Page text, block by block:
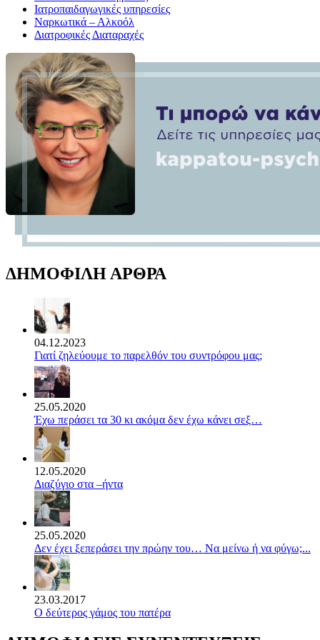
Ιατροπαιδαγωγικές υπηρεσίες
Ναρκωτικά – Αλκοόλ
Διατροφικές Διαταραχές
ΔΗΜΟΦΙΛΗ ΑΡΘΡΑ
04.12.2023
Γιατί ζηλεύουμε το παρελθόν του συντρόφου μας;
25.05.2020
Έχω περάσει τα 30 κι ακόμα δεν έχω κάνει σεξ…
12.05.2020
Διαζύγιο στα –ήντα
25.05.2020
Δεν έχει ξεπεράσει την πρώην του… Να μείνω ή να φύγω;...
23.03.2017
Ο δεύτερος γάμος του πατέρα